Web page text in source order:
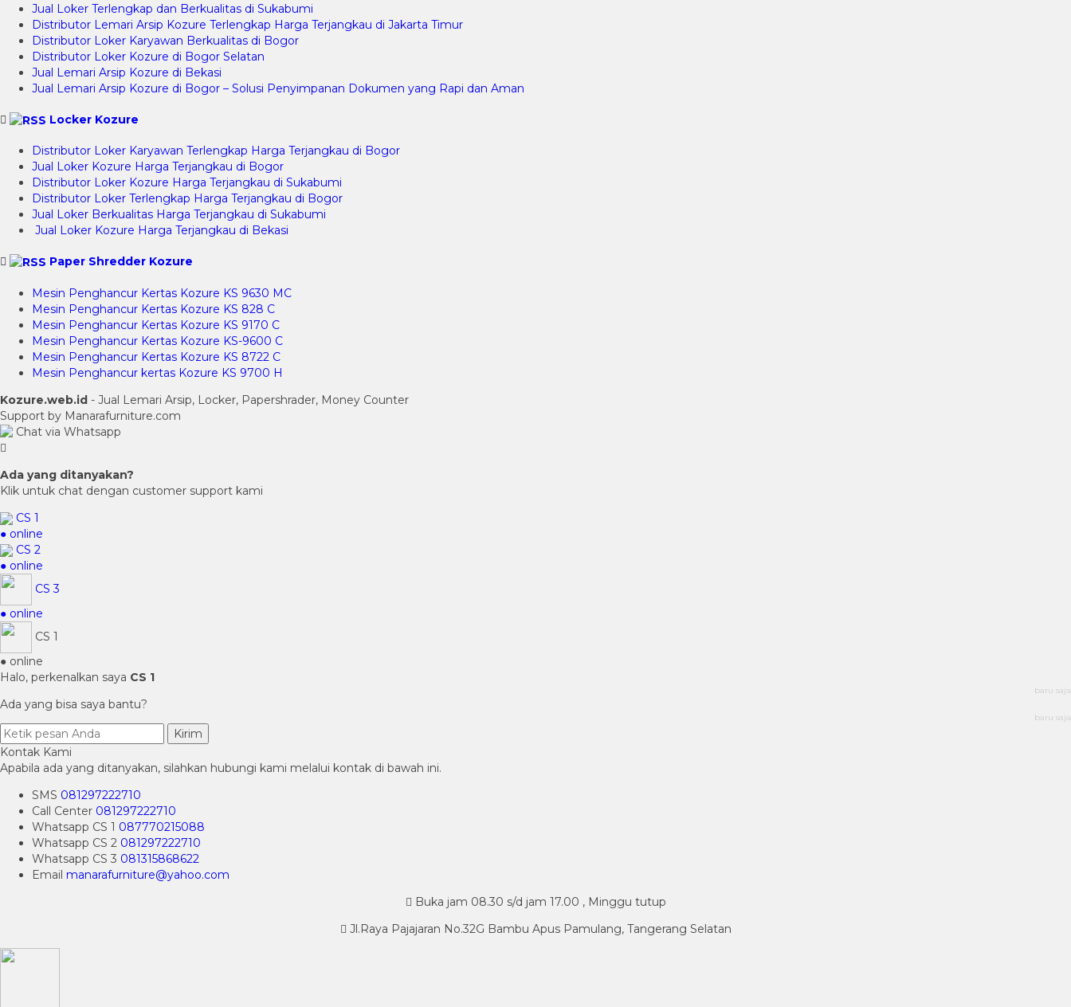
Jual Loker Terlengkap dan Berkualitas di Sukabumi
Distributor Lemari Arsip Kozure Terlengkap Harga Terjangkau di Jakarta Timur
Distributor Loker Karyawan Berkualitas di Bogor
Distributor Loker Kozure di Bogor Selatan
Jual Lemari Arsip Kozure di Bekasi
Jual Lemari Arsip Kozure di Bogor – Solusi Penyimpanan Dokumen yang Rapi dan Aman
Locker Kozure
Distributor Loker Karyawan Terlengkap Harga Terjangkau di Bogor
Jual Loker Kozure Harga Terjangkau di Bogor
Distributor Loker Kozure Harga Terjangkau di Sukabumi
Distributor Loker Terlengkap Harga Terjangkau di Bogor
Jual Loker Berkualitas Harga Terjangkau di Sukabumi
Jual Loker Kozure Harga Terjangkau di Bekasi
Paper Shredder Kozure
Mesin Penghancur Kertas Kozure KS 9630 MC
Mesin Penghancur Kertas Kozure KS 828 C
Mesin Penghancur Kertas Kozure KS 9170 C
Mesin Penghancur Kertas Kozure KS-9600 C
Mesin Penghancur Kertas Kozure KS 8722 C
Mesin Penghancur kertas Kozure KS 9700 H
Kozure.web.id - Jual Lemari Arsip, Locker, Papershrader, Money Counter
Support by Manarafurniture.com
Chat via Whatsapp
Ada yang ditanyakan?
Klik untuk chat dengan customer support kami
CS 1
● online
CS 2
● online
CS 3
● online
CS 1
● online
Halo, perkenalkan saya CS 1
baru saja
Ada yang bisa saya bantu?
baru saja
Kirim
Kontak Kami
Apabila ada yang ditanyakan, silahkan hubungi kami melalui kontak di bawah ini.
SMS 081297222710
Call Center 081297222710
Whatsapp CS 1 087770215088
Whatsapp CS 2 081297222710
Whatsapp CS 3 081315868622
Email manarafurniture@yahoo.com
Buka jam 08.30 s/d jam 17.00 , Minggu tutup
Jl.Raya Pajajaran No.32G Bambu Apus Pamulang, Tangerang Selatan